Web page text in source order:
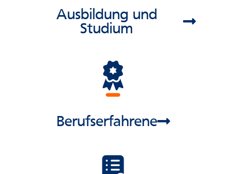
Ausbildung und
Studium
Berufserfahrene